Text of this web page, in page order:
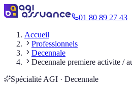
01 80 89 27 43
Accueil
Professionnels
Decennale
Decennale premiere activite /
Spécialité AGI · Decennale